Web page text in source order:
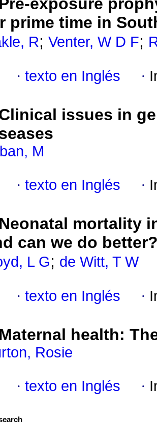
Pre-exposure
prime time in
R; Venter, W D F;
· texto en Inglés ·
issues in
M
· texto en Inglés ·
Neonatal mortality
can we do
L G; de Witt, T W
· texto en Inglés ·
Maternal health:
Rosie
· texto en Inglés ·